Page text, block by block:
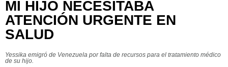
MI HIJO NECESITABA
ATENCIÓN URGENTE EN
SALUD
Yessika emigró de Venezuela por falta de recursos para el tratamiento médico
de su hijo.